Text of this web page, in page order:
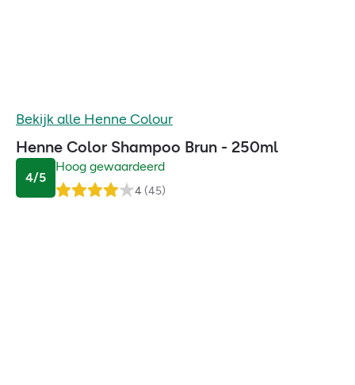
Bekijk alle Henne Colour
Henne Color Shampoo Brun - 250ml
4/5
Hoog gewaardeerd
4(45)